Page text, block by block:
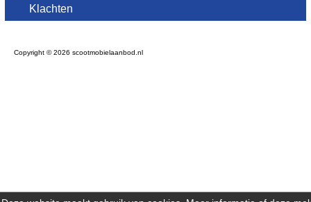
Klachten
Copyright © 2026 scootmobielaanbod.nl